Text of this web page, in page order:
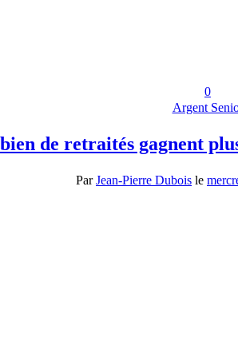
0
Argent
de retraités gagnent
ParJean-Pierre Dubois le